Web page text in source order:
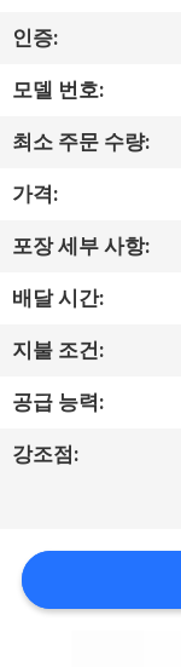
리
에
여
공
장
여
행
질
인증:
모델 번호:
최소 주문 수량:
가격:
포장 세부 사항:
배달 시간:
지불 조건:
공급 능력:
강조점: